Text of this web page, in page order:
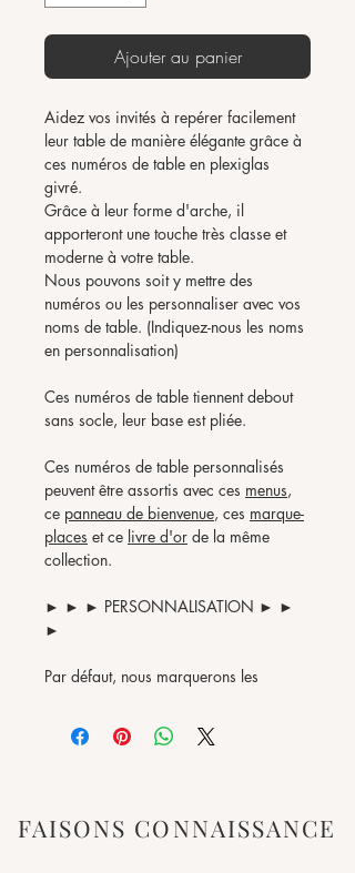
Ajouter au panier
Aidez vos invités à repérer facilement
leur table de manière élégante grâce à
ces numéros de table en plexiglas
givré.
Grâce à leur forme d'arche, il
apporteront une touche très classe et
moderne à votre table.
Nous pouvons soit y mettre des
numéros ou les personnaliser avec vos
noms de table. (Indiquez-nous les noms
en personnalisation)
Ces numéros de table tiennent debout
sans socle, leur base est pliée.
Ces numéros de table personnalisés
peuvent être assortis avec ces menus,
ce panneau de bienvenue, ces marque-
places et ce livre d'or de la même
collection.
► ► ► PERSONNALISATION ► ►
►
Par défaut, nous marquerons les
vous les désirez en lettres ou si vous
désirez utiliser des noms de table
► ► ► TAILLE & MATIERE ► ► ►
FAISONS CONNAISSANCE